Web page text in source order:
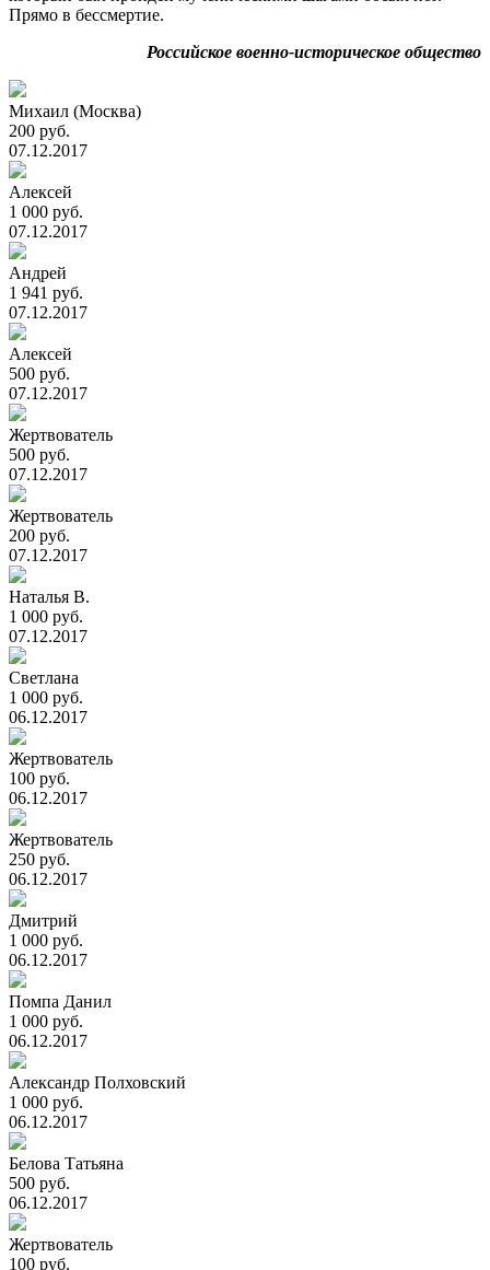
Прямо в бессмертие.
Российское военно-историческое общество
Михаил (Москва)
200 руб.
07.12.2017
Алексей
1 000 руб.
07.12.2017
Андрей
1 941 руб.
07.12.2017
Алексей
500 руб.
07.12.2017
Жертвователь
500 руб.
07.12.2017
Жертвователь
200 руб.
07.12.2017
Наталья В.
1 000 руб.
07.12.2017
Светлана
1 000 руб.
06.12.2017
Жертвователь
100 руб.
06.12.2017
Жертвователь
250 руб.
06.12.2017
Дмитрий
1 000 руб.
06.12.2017
Помпа Данил
1 000 руб.
06.12.2017
Александр Полховский
1 000 руб.
06.12.2017
Белова Татьяна
500 руб.
06.12.2017
Жертвователь
100 руб.